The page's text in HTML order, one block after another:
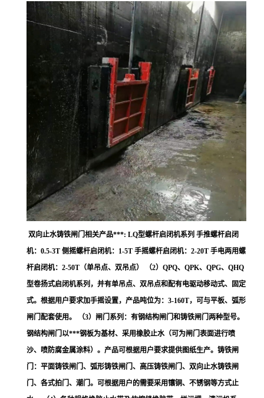
双向止水铸铁闸门相关产品***: LQ型螺杆启闭机系列 手推螺杆启闭
机：0.5-3T 侧摇螺杆启闭机：1-5T 手摇螺杆启闭机：2-20T 手电两用螺
杆启闭机：2-50T（单吊点、双吊点） （2）QPQ、QPK、QPG、QHQ
型卷扬式启闭机系列，并有单吊点、双吊点和配有电驱动移动式、固定
式。根据用户要求加手摇设置，产品吨位为：3-160T，可与平板、弧形
闸门配套使用。 （3）闸门系列：有钢结构闸门和铸铁闸门两种型号。
钢结构闸门以***钢板为基材、采用橡胶止水（可为闸门表面进行喷
沙、喷防腐金属涂料）。产品可根据用户要求提供图纸生产。铸铁闸
门：平面铸铁闸门、弧形铸铁闸门、高压铸铁闸门、双向止水铸铁闸
门、各式拍门、潮门。可根据用户的需要采用镶铜、不锈钢等方式止